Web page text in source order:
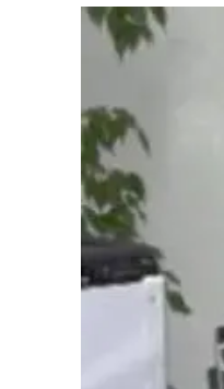
Streaming
Lac Network